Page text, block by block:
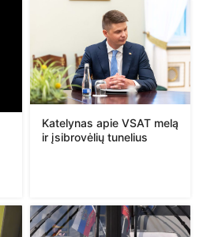
Katelynas apie VSAT melą
ir įsibrovėlių tunelius